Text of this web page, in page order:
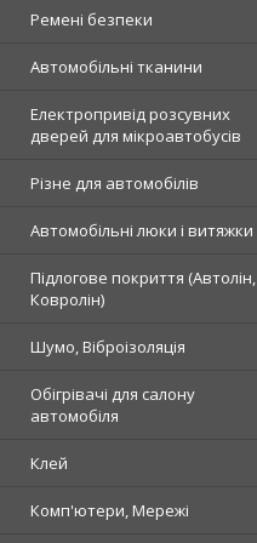
Ремені безпеки
Автомобільні тканини
Електропривід розсувних
дверей для мікроавтобусів
Різне для автомобілів
Автомобільні люки і витяжки
Підлогове покриття (Автолін,
Ковролін)
Шумо, Віброізоляція
Обігрівачі для салону
автомобіля
Клей
Комп'ютери, Мережі